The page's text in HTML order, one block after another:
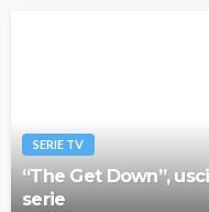
SERIE TV
“The Get Down”,
serie